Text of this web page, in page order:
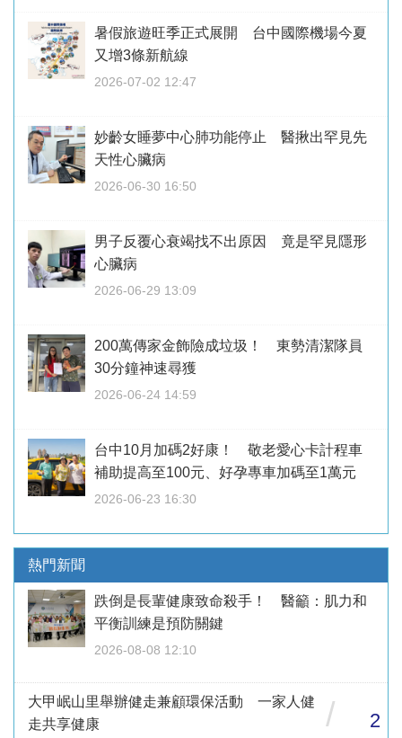
暑假旅遊旺季正式展開 台中國際機場今夏
又增3條新航線
2026-07-02 12:47
妙齡女睡夢中心肺功能停止 醫揪出罕見先
天性心臟病
2026-06-30 16:50
男子反覆心衰竭找不出原因 竟是罕見隱形
心臟病
2026-06-29 13:09
200萬傳家金飾險成垃圾！ 東勢清潔隊員
30分鐘神速尋獲
2026-06-24 14:59
台中10月加碼2好康！ 敬老愛心卡計程車
補助提高至100元、好孕專車加碼至1萬元
2026-06-23 16:30
熱門新聞
跌倒是長輩健康致命殺手！ 醫籲：肌力和
平衡訓練是預防關鍵
2026-08-08 12:10
大甲岷山里舉辦健走兼顧環保活動 一家人健
走共享健康
/ 2